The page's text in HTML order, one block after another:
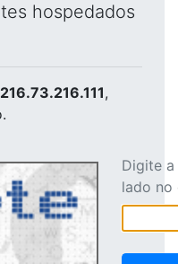
hospedados
216.73.216.111,
Digite
lado no